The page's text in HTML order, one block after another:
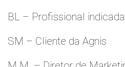
BL – Profissional
SM – Cliente da Agnis